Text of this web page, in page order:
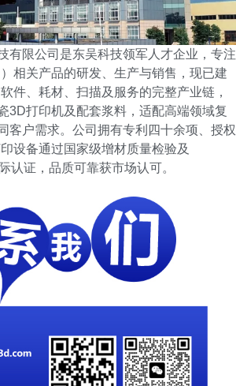
有限公司是东吴科技领军人才企业，专注
相关产品的研发、生产与销售，现已建
件、耗材、扫描及服务的完整产业链，
3D打印机及配套浆料，适配高端领域复
客户需求。公司拥有专利四十余项、授权
设备通过国家级增材质量检验及
认证，品质可靠获市场认可。